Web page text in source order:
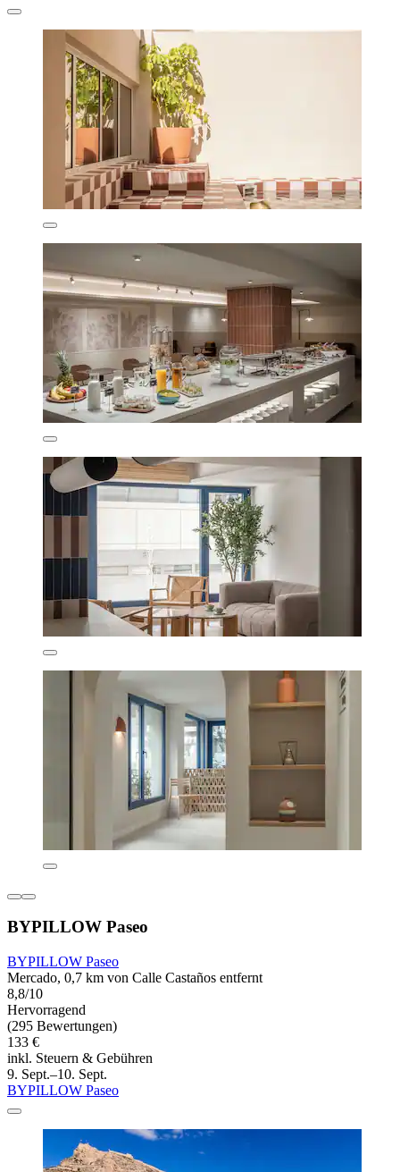
BYPILLOW Paseo
BYPILLOW Paseo
Mercado, 0,7 km von Calle Castaños entfernt
8,8/10
Hervorragend
(295 Bewertungen)
133 €
inkl. Steuern & Gebühren
9. Sept.–10. Sept.
BYPILLOW Paseo